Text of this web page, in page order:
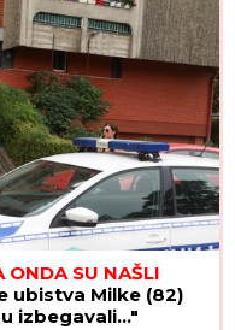
ONDA SU NAŠLI
ubistva Milke (82)
izbegavali..."